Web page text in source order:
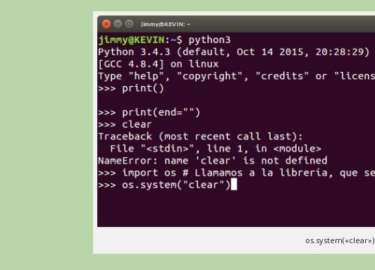
os.system(«clear»)